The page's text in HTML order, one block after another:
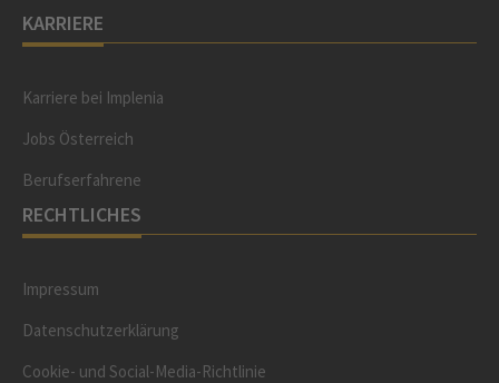
KARRIERE
Karriere bei Implenia
Jobs Österreich
Berufserfahrene
RECHTLICHES
Impressum
Datenschutzerklärung
Cookie- und Social-Media-Richtlinie